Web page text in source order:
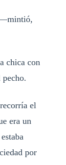
chica con
el
era un
por